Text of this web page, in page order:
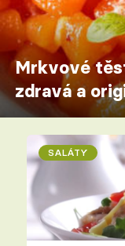
Mrkvové
zdravá a
SALÁTY